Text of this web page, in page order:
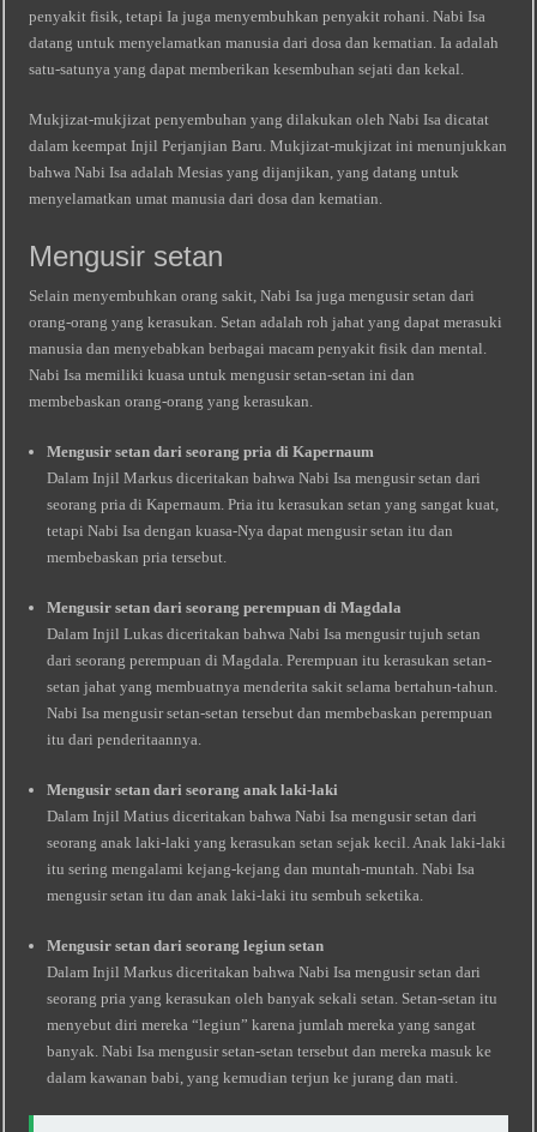
penyakit fisik, tetapi Ia juga menyembuhkan penyakit rohani. Nabi Isa
datang untuk menyelamatkan manusia dari dosa dan kematian. Ia adalah
satu-satunya yang dapat memberikan kesembuhan sejati dan kekal.
Mukjizat-mukjizat penyembuhan yang dilakukan oleh Nabi Isa dicatat
dalam keempat Injil Perjanjian Baru. Mukjizat-mukjizat ini menunjukkan
bahwa Nabi Isa adalah Mesias yang dijanjikan, yang datang untuk
menyelamatkan umat manusia dari dosa dan kematian.
Mengusir setan
Selain menyembuhkan orang sakit, Nabi Isa juga mengusir setan dari
orang-orang yang kerasukan. Setan adalah roh jahat yang dapat merasuki
manusia dan menyebabkan berbagai macam penyakit fisik dan mental.
Nabi Isa memiliki kuasa untuk mengusir setan-setan ini dan
membebaskan orang-orang yang kerasukan.
Mengusir setan dari seorang pria di Kapernaum
Dalam Injil Markus diceritakan bahwa Nabi Isa mengusir setan dari
seorang pria di Kapernaum. Pria itu kerasukan setan yang sangat kuat,
tetapi Nabi Isa dengan kuasa-Nya dapat mengusir setan itu dan
membebaskan pria tersebut.
Mengusir setan dari seorang perempuan di Magdala
Dalam Injil Lukas diceritakan bahwa Nabi Isa mengusir tujuh setan
dari seorang perempuan di Magdala. Perempuan itu kerasukan setan-
setan jahat yang membuatnya menderita sakit selama bertahun-tahun.
Nabi Isa mengusir setan-setan tersebut dan membebaskan perempuan
itu dari penderitaannya.
Mengusir setan dari seorang anak laki-laki
Dalam Injil Matius diceritakan bahwa Nabi Isa mengusir setan dari
seorang anak laki-laki yang kerasukan setan sejak kecil. Anak laki-laki
itu sering mengalami kejang-kejang dan muntah-muntah. Nabi Isa
mengusir setan itu dan anak laki-laki itu sembuh seketika.
Mengusir setan dari seorang legiun setan
Dalam Injil Markus diceritakan bahwa Nabi Isa mengusir setan dari
seorang pria yang kerasukan oleh banyak sekali setan. Setan-setan itu
menyebut diri mereka “legiun” karena jumlah mereka yang sangat
banyak. Nabi Isa mengusir setan-setan tersebut dan mereka masuk ke
dalam kawanan babi, yang kemudian terjun ke jurang dan mati.